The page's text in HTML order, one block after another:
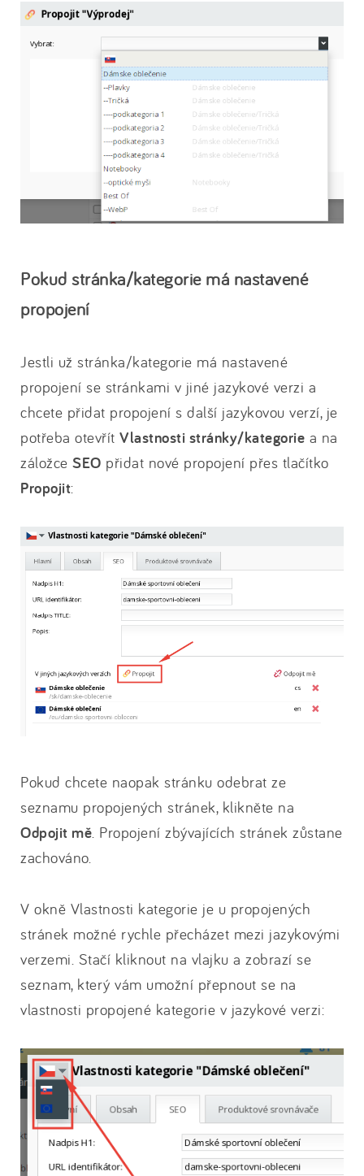
Pokud stránka/kategorie má nastavené
propojení
Jestli už stránka/kategorie má nastavené
propojení se stránkami v jiné jazykové verzi a
chcete přidat propojení s další jazykovou verzí, je
potřeba otevřít Vlastnosti stránky/kategorie a na
záložce SEO přidat nové propojení přes tlačítko
Propojit:
Pokud chcete naopak stránku odebrat ze
seznamu propojených stránek, klikněte na
Odpojit mě . Propojení zbývajících stránek zůstane
zachováno.
V okně Vlastnosti kategorie je u propojených
stránek možné rychle přecházet mezi jazykovými
verzemi. Stačí kliknout na vlajku a zobrazí se
seznam, který vám umožní přepnout se na
vlastnosti propojené kategorie v jazykové verzi: